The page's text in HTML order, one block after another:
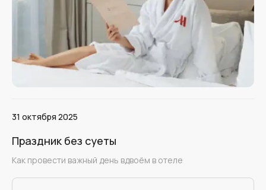
31 октября 2025
Праздник без суеты
Как провести важный день вдвоём в отеле